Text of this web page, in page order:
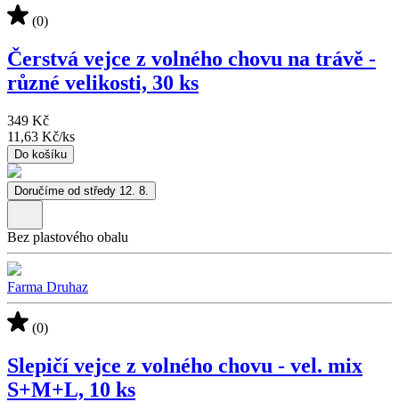
(0)
Čerstvá vejce z volného chovu na trávě -
různé velikosti, 30 ks
349 Kč
11,63 Kč/ks
Do košíku
Doručíme od středy 12. 8.
Bez plastového obalu
Farma Druhaz
(0)
Slepičí vejce z volného chovu - vel. mix
S+M+L, 10 ks